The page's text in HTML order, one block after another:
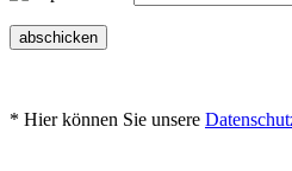
abschicken
* Hier können Sie unsere